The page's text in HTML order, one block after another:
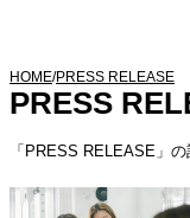
HOME/PRESS RELEASE
PRESS
「PRESS RELEASE」